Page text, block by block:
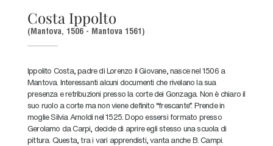
Costa Ippolto
(Mantova, 1506 - Mantova 1561)
Ippolito Costa, padre di Lorenzo il Giovane, nasce nel 1506 a
Mantova. Interessanti alcuni documenti che rivelano la sua
presenza e retribuzioni presso la corte dei Gonzaga. Non è chiaro il
suo ruolo a corte ma non viene definito “frescante”. Prende in
moglie Silvia Arnoldi nel 1525. Dopo essersi formato presso
Gerolamo da Carpi, decide di aprire egli stesso una scuola di
pittura. Questa, tra i vari apprendisti, vanta anche B. Campi.